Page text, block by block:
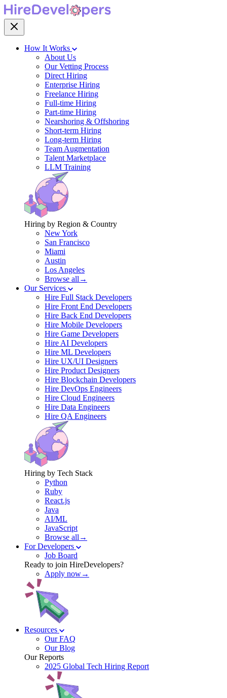
How It Works
About Us
Our Vetting Process
Direct Hiring
Enterprise Hiring
Freelance Hiring
Full-time Hiring
Part-time Hiring
Nearshoring & Offshoring
Short-term Hiring
Long-term Hiring
Team Augmentation
Talent Marketplace
LLM Training
Hiring by Region & Country
New York
San Francisco
Miami
Austin
Los Angeles
Browse all→
Our Services
Hire Full Stack Developers
Hire Front End Developers
Hire Back End Developers
Hire Mobile Developers
Hire Game Developers
Hire AI Developers
Hire ML Developers
Hire UX/UI Designers
Hire Product Designers
Hire Blockchain Developers
Hire DevOps Engineers
Hire Cloud Engineers
Hire Data Engineers
Hire QA Engineers
Hiring by Tech Stack
Python
Ruby
React.js
Java
AI/ML
JavaScript
Browse all→
For Developers
Job Board
Ready to join HireDevelopers?
Apply now→
Resources
Our FAQ
Our Blog
Our Reports
2025 Global Tech Hiring Report